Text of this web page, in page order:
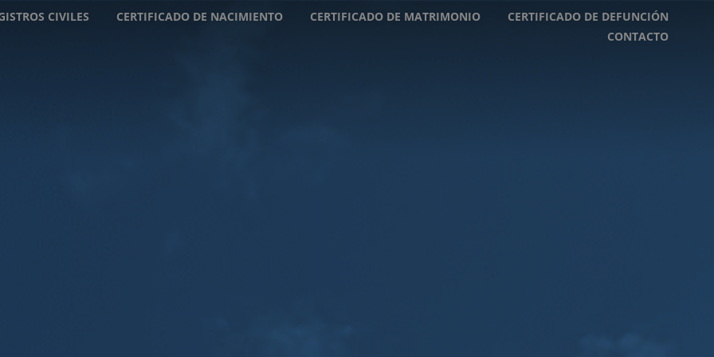
CIVILES CERTIFICADO DE NACIMIENTO CERTIFICADO DE MATRIMONIO
CERTIFICADO DE DEFUNCIÓN
CONTACTO